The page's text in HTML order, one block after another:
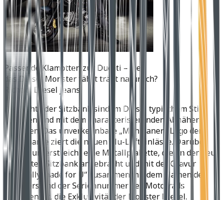
Passende Klamotten zur Ducati – wer
das Diesel Monster fährt trägt natürlich?
Richtig, Diesel Jeans!
Die Nähte der Sitzbank sind im Diesel typischem Stil
gehalten und mit dem charakterisierenden Abnäher
versehen. Das unverkennbare „Mohikaner“-Logo der
Modemarke ziert die neuen Alu-Lufteinlässe. Darüber
hinaus unterstreicht eine Metallplakette, die an der neu
geformten Sitzbank angebracht und mit der Gravur
„Specially made for U“ zusammen mit dem Namen des
Besitzers und der Seriennummer des Motorrads
versehen ist, die Exklusivität der Monster Diesel.